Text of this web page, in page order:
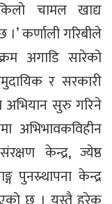
चामल खाद्य
कर्णाली गरिबीले
अगाडि सारेको
र सरकारी
अभियान सुरु गरिने
अभिभावकविहीन
केन्द्र, ज्येष्ठ
पुनस्र्थापना केन्द्र